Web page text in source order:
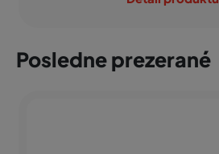
Posledne prezerané